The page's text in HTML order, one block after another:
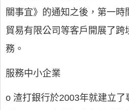
關事宜》的通知之後，第一
貿易有限公司等客戶開展了跨
務。
服務中小企業
o 渣打銀行於2003年就建立了